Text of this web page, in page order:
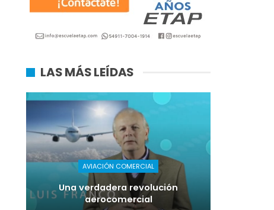
LAS MÁS LEÍDAS
AVIACIÓN COMERCIAL
Una verdadera revolución
aerocomercial